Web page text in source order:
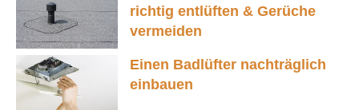
richtig entlüften & Gerüche
vermeiden
Einen Badlüfter nachträglich
einbauen